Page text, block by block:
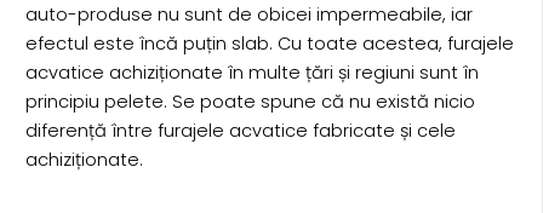
auto-produse nu sunt de obicei impermeabile, iar
efectul este încă puțin slab. Cu toate acestea, furajele
acvatice achiziționate în multe țări și regiuni sunt în
principiu pelete. Se poate spune că nu există nicio
diferență între furajele acvatice fabricate și cele
achiziționate.